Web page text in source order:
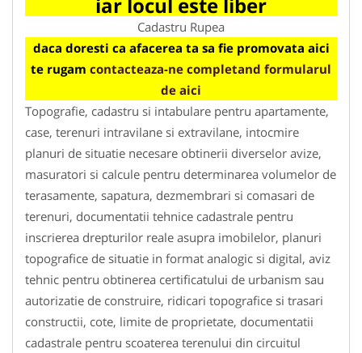
Cadastru Rupea
daca doresti ca afacerea ta sa fie promovata aici
te rugam contacteaza-ne completand formularul
de aici
Topografie, cadastru si intabulare pentru apartamente,
case, terenuri intravilane si extravilane, intocmire
planuri de situatie necesare obtinerii diverselor avize,
masuratori si calcule pentru determinarea volumelor de
terasamente, sapatura, dezmembrari si comasari de
terenuri, documentatii tehnice cadastrale pentru
inscrierea drepturilor reale asupra imobilelor, planuri
topografice de situatie in format analogic si digital, aviz
tehnic pentru obtinerea certificatului de urbanism sau
autorizatie de construire, ridicari topografice si trasari
constructii, cote, limite de proprietate, documentatii
cadastrale pentru scoaterea terenului din circuitul